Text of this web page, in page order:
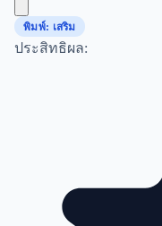
พิมพ์: เสริม
ประสิทธิผล: